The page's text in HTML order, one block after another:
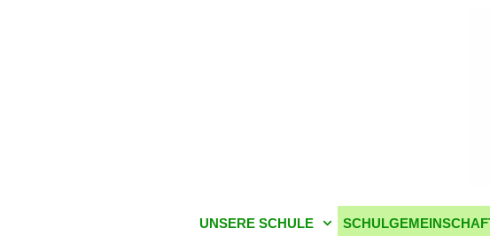
UNSERE SCHULE